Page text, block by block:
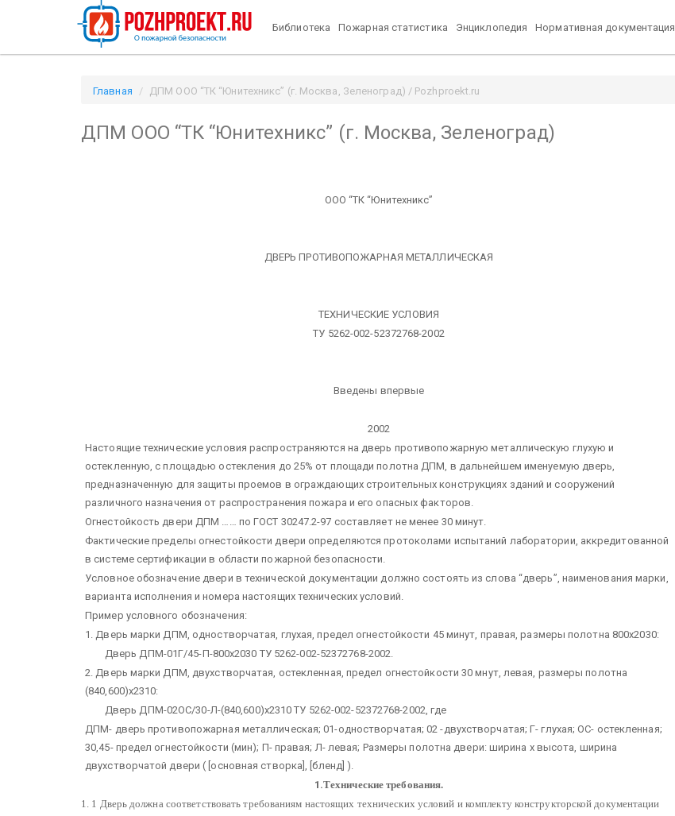
Библиотека Пожарная статистика Энциклопедия Нормативная документация
Главная ДПМ ООО “ТК “Юнитехникс” (г. Москва, Зеленоград) / Pozhproekt.ru
ДПМ ООО “ТК “Юнитехникс” (г. Москва, Зеленоград)
ООО “ТК “Юнитехникс”
ДВЕРЬ ПРОТИВОПОЖАРНАЯ МЕТАЛЛИЧЕСКАЯ
ТЕХНИЧЕСКИЕ УСЛОВИЯ
ТУ 5262-002-52372768-2002
Введены впервые
2002
Настоящие технические условия распространяются на дверь противопожарную металлическую глухую и
остекленную, с площадью остекления до 25% от площади полотна ДПМ, в дальнейшем именуемую дверь,
предназначенную для защиты проемов в ограждающих строительных конструкциях зданий и сооружений
различного назначения от распространения пожара и его опасных факторов.
Огнестойкость двери ДПМ …… по ГОСТ 30247.2-97 составляет не менее 30 минут.
Фактические пределы огнестойкости двери определяются протоколами испытаний лаборатории, аккредитованной
в системе сертификации в области пожарной безопасности.
Условное обозначение двери в технической документации должно состоять из слова “дверь”, наименования марки,
варианта исполнения и номера настоящих технических условий.
Пример условного обозначения:
1. Дверь марки ДПМ, одностворчатая, глухая, предел огнестойкости 45 минут, правая, размеры полотна 800x2030:
Дверь ДПМ-01Г/45-П-800х2030 ТУ 5262-002-52372768-2002.
2. Дверь марки ДПМ, двухстворчатая, остекленная, предел огнестойкости 30 мнут, левая, размеры полотна
(840,600)х2310:
Дверь ДПМ-02ОС/30-Л-(840,600)х2310 ТУ 5262-002-52372768-2002, где
ДПМ- дверь противопожарная металлическая; 01-одностворчатая; 02 -двухстворчатая; Г- глухая; ОС- остекленная;
30,45- предел огнестойкости (мин); П- правая; Л- левая; Размеры полотна двери: ширина х высота, ширина
двухстворчатой двери ( [основная створка], [бленд] ).
1.Технические требования.
1. 1 Дверь должна соответствовать требованиям настоящих технических условий и комплекту конструкторской документации